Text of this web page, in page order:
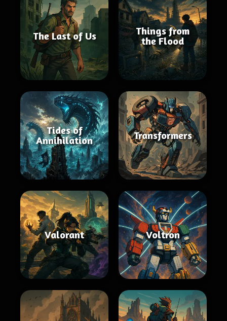
The Last of Us
Things from
the Flood
Tides of
Annihilation
Transformers
Valorant Voltron